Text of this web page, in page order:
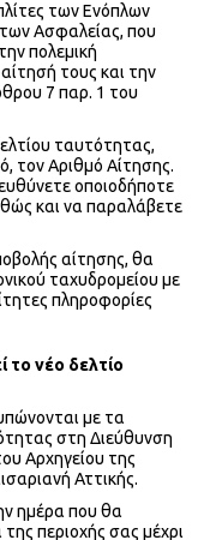
των Ενόπλων
Ασφαλείας, που
πολεμική
τους και την
7 παρ. 1 του
ταυτότητας,
τον Αριθμό Αίτησης.
οποιοδήποτε
και να παραλάβετε
αίτησης, θα
ταχυδρομείου με
πληροφορίες
το νέο δελτίο
με τα
στη Διεύθυνση
Αρχηγείου της
Αττικής.
ημέρα που θα
περιοχής σας μέχρι